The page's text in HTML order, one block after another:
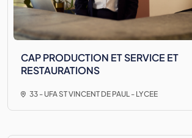
CAP PRODUCTION ET SERVICE ET
RESTAURATIONS
33 - UFA ST VINCENT DE PAUL - LYCEE